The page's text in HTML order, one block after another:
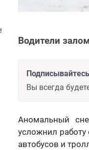
Водители
Вы всегда
Аномальный
усложнил
автобусов и